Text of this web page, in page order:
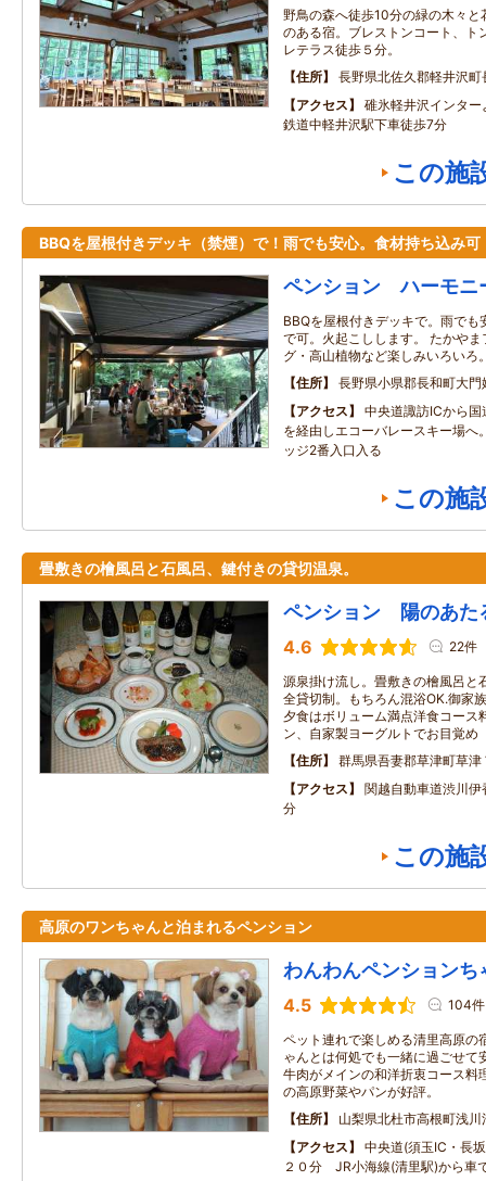
野鳥の森へ徒歩10分の緑の木々
のある宿。ブレストンコート、ト
レテラス徒歩５分。
住所
長野県北佐久郡軽井沢町
アクセス
碓氷軽井沢インタ
鉄道中軽井沢駅下車徒歩7分
この施
BBQを屋根付きデッキ（禁煙）で！雨でも安心。食材持ち込み可
ペンション ハーモニ
BBQを屋根付きデッキで。雨で
で可。火起こしします。 たかや
グ・高山植物など楽しみいろいろ
住所
長野県小県郡長和町大
アクセス
中央道諏訪ICから
を経由しエコーバレースキー場へ
ッジ2番入口入る
この施
畳敷きの檜風呂と石風呂、鍵付きの貸切温泉。
ペンション 陽のあた
4.6 22件
源泉掛け流し。畳敷きの檜風呂と
全貸切制。もちろん混浴OK.御家
夕食はボリューム満点洋食コース
ン、自家製ヨーグルトでお目覚め
住所
群馬県吾妻郡草津町草津
アクセス
関越自動車道渋川
分
この施
高原のワンちゃんと泊まれるペンション
わんわんペンションち
4.5 104件
ペット連れで楽しめる清里高原の
ゃんとは何処でも一緒に過ごせて
牛肉がメインの和洋折衷コース料
の高原野菜やパンが好評。
住所
山梨県北杜市高根町浅
アクセス
中央道(須玉IC・長
２０分 JR小海線(清里駅)から車